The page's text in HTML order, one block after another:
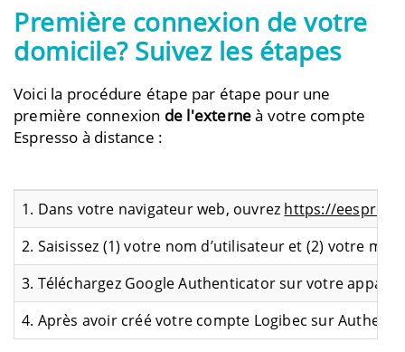
Première connexion de votre
domicile? Suivez les étapes
Voici la procédure étape par étape pour une
première connexion de l'externeà votre compte
Espresso à distance :
1. Dans votre navigateur web, ouvrez https://
2. Saisissez (1) votre nom d’utilisateur et (2) votre
3. Téléchargez Google Authenticator sur votre
4. Après avoir créé votre compte Logibec sur